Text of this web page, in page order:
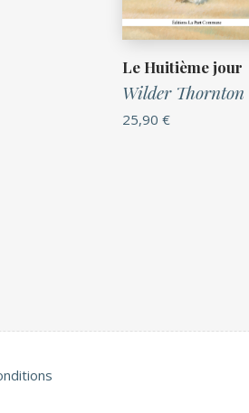
Le Huitième jour
Wilder Thornton
25,90 €